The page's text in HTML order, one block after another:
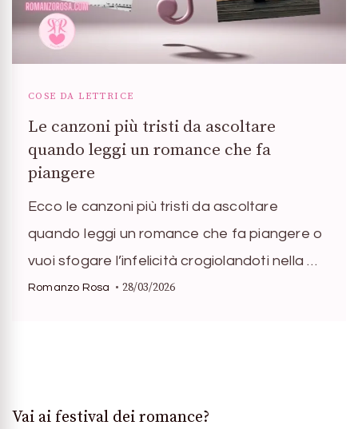
COSE DA LETTRICE
Le canzoni più tristi da ascoltare
quando leggi un romance che fa
piangere
Ecco le canzoni più tristi da ascoltare
quando leggi un romance che fa piangere o
vuoi sfogare l’infelicità crogiolandoti nella …
Romanzo Rosa 28/03/2026
Vai ai festival dei romance?